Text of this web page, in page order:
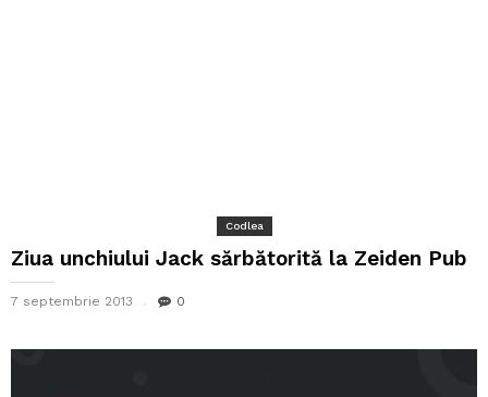
Codlea
Ziua unchiului Jack sărbătorită la Zeiden Pub
7 septembrie 2013 0